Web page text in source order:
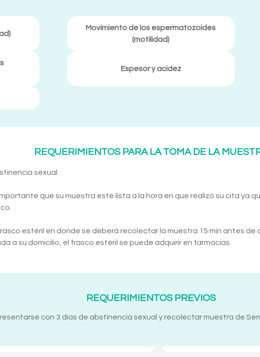
Movimiento de los espermatozoides
(motilidad)
Espesor y acidez
REQUERIMIENTOS PARA LA TOMA DE LA
sexual.
que su muestra esté lista a la hora en que realizó su cita ya
estéril en donde se deberá recolectar la muestra 15 min antes de
a su domicilio, el frasco estéril se puede adquirir en farmacias.
REQUERIMIENTOS PREVIOS
con 3 días de abstinencia sexual y recolectar muestra de